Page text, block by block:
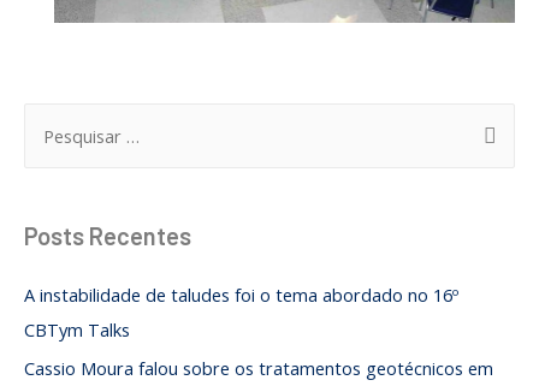
Posts Recentes
A instabilidade de taludes foi o tema abordado no 16º
CBTym Talks
Cassio Moura falou sobre os tratamentos geotécnicos em